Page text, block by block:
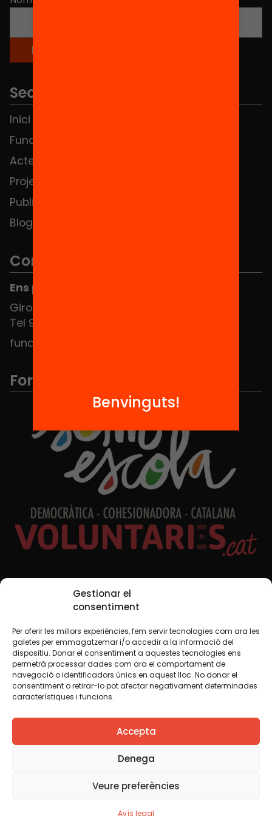
Gestionar el
consentiment
Per oferir les millors experiències, fem servir tecnologies com ara les
galetes per emmagatzemar i/o accedir a la informació del
dispositiu. Donar el consentiment a aquestes tecnologies ens
permetrà processar dades com ara el comportament de
navegació o identificadors únics en aquest lloc. No donar el
consentiment o retirar-lo pot afectar negativament determinades
característiques i funcions.
Accepta
Denega
Veure preferències
Avís legal
Seccions
Inici
Fundació
Actes
Projectes
Publicacions i vídeos
Blog
Contacte
Ens pots trobar al Hub Social
Girona 34, interior 08010 Barcelona
Tel 934 588 700
fundacio@equitat.org
Formem part de...
Xarxes Socials
TWT YTB IG FB IN
Avís legalPolítica de cookies
Creiem que el coneixement s’ha de compartir. Per això
fem servir una llicència Creative Commons, llevat que en
algun material indiquem el contrari. Us animem a copiar,
redistribuir, remesclar o transformar i crear els continguts
comercial. Només us demanem que reconegueu
l’autoria de la creació original.
Benvinguts!